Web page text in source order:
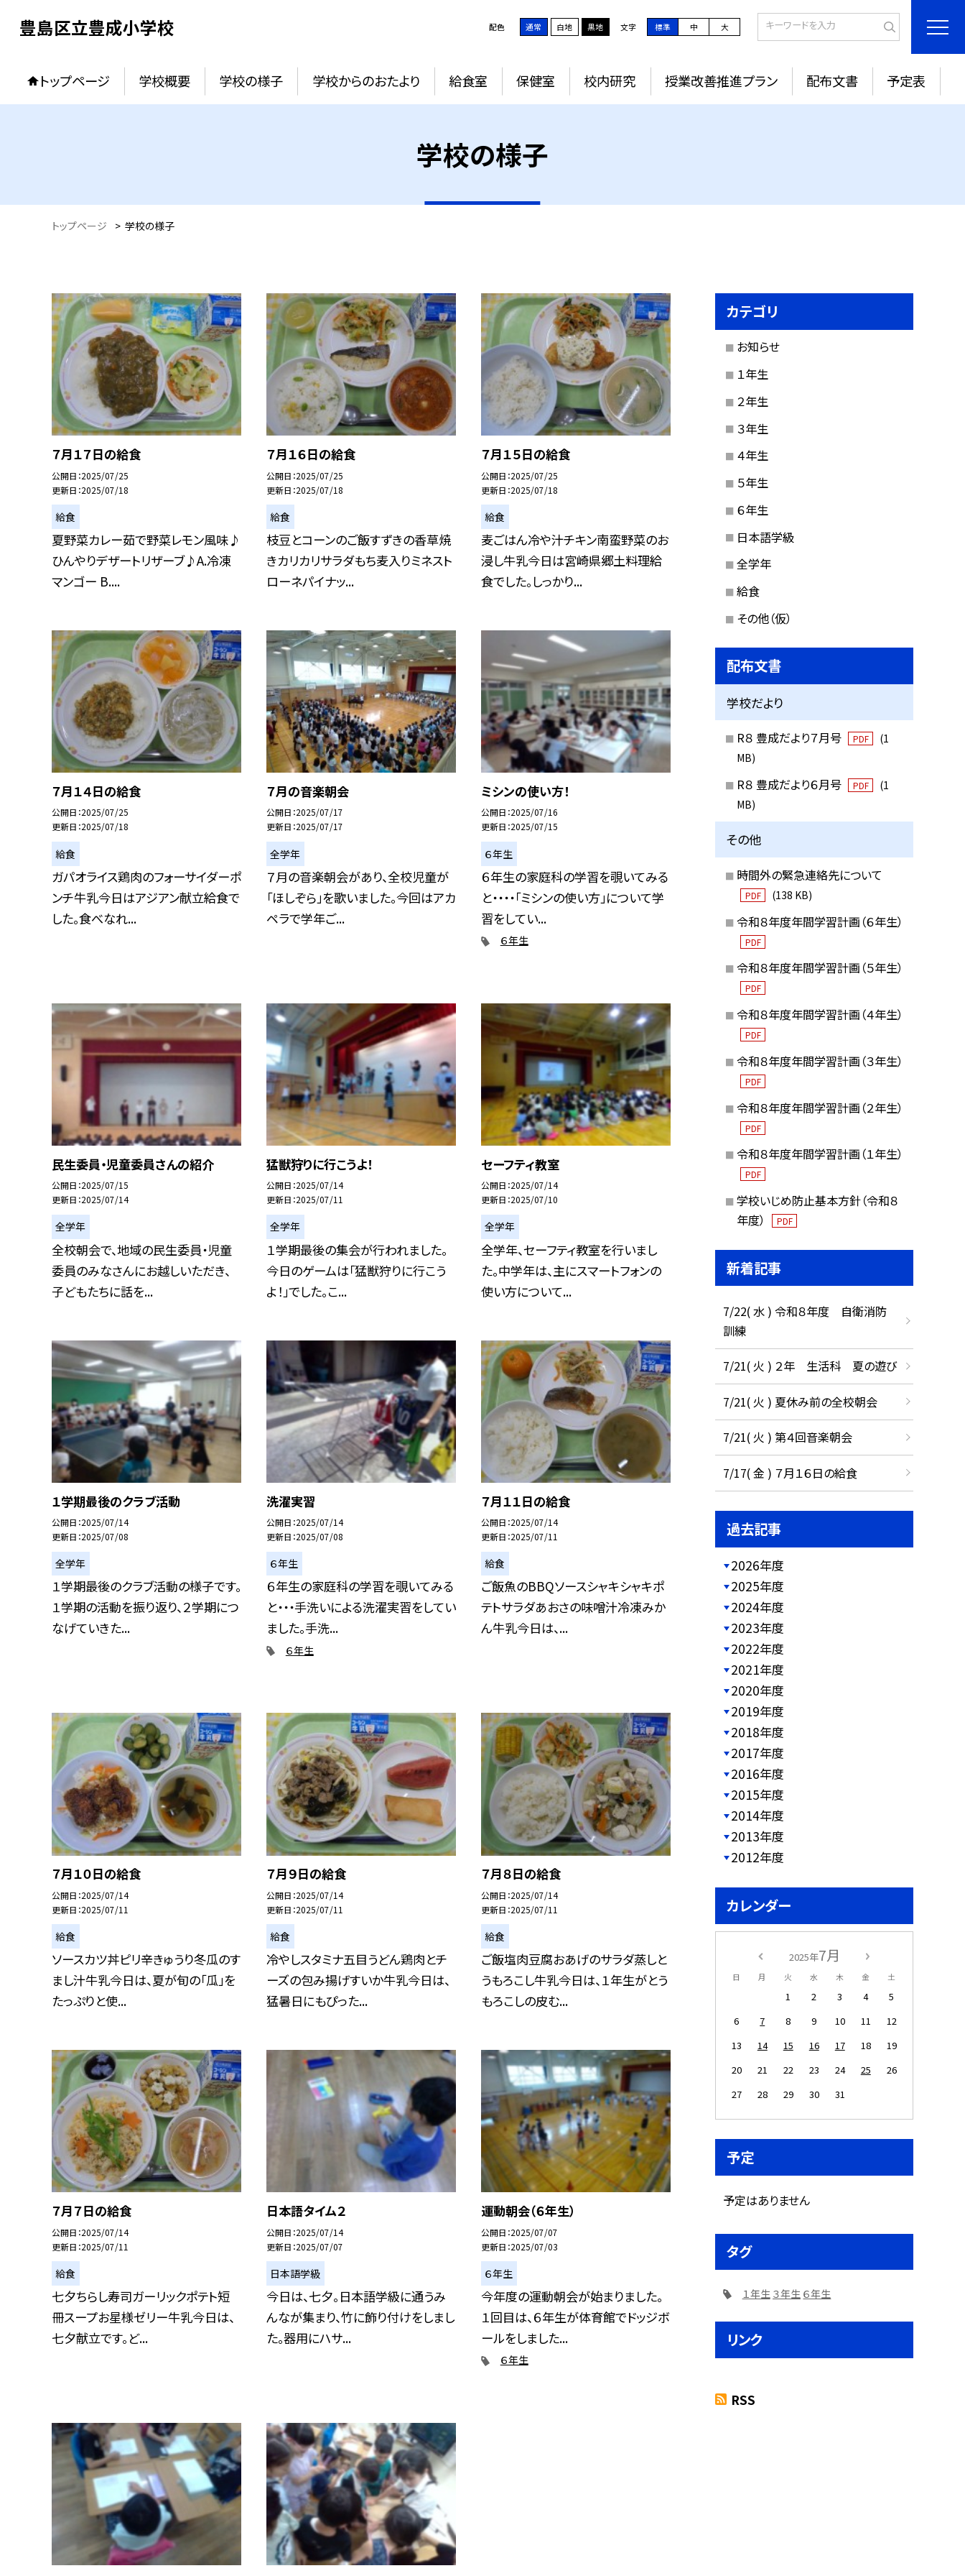
豊島区立豊成小学校 配色 通常 白地 黒地 文字 標準 中 大
トップページ 学校概要 学校の様子 学校からのおたより 給食室 保健室 校内研究 授業改善推進プラン 配布文書 予定表
学校の様子
トップページ > 学校の様子
７月１７日の給食
公開日 2025/07/25
更新日 2025/07/18
給食
夏野菜カレー茹で野菜レモン風味♪
ひんやりデザートリザーブ♪A.冷凍
マンゴー B....
７月１６日の給食
公開日 2025/07/25
更新日 2025/07/18
給食
枝豆とコーンのご飯すずきの香草焼
きカリカリサラダもち麦入りミネスト
ローネパイナッ...
７月１５日の給食
公開日 2025/07/25
更新日 2025/07/18
給食
麦ごはん冷や汁チキン南蛮野菜のお
浸し牛乳今日は宮崎県郷土料理給
食でした。しっかり...
７月１４日の給食
公開日 2025/07/25
更新日 2025/07/18
給食
ガパオライス鶏肉のフォーサイダーポ
ンチ牛乳今日はアジアン献立給食で
した。食べなれ...
７月の音楽朝会
公開日 2025/07/17
更新日 2025/07/17
全学年
７月の音楽朝会があり、全校児童が
「ほしぞら」を歌いました。今回はアカ
ペラで学年ご...
ミシンの使い方！
公開日 2025/07/16
更新日 2025/07/15
６年生
６年生の家庭科の学習を覗いてみる
と・・・・「ミシンの使い方」について学
習をしてい...
６年生
民生委員・児童委員さんの紹介
公開日 2025/07/15
更新日 2025/07/14
全学年
全校朝会で、地域の民生委員・児童
委員のみなさんにお越しいただき、
子どもたちに話を...
猛獣狩りに行こうよ！
公開日 2025/07/14
更新日 2025/07/11
全学年
１学期最後の集会が行われました。
今日のゲームは「猛獣狩りに行こう
よ！」でした。こ...
セーフティ教室
公開日 2025/07/14
更新日 2025/07/10
全学年
全学年、セーフティ教室を行いまし
た。中学年は、主にスマートフォンの
使い方について...
１学期最後のクラブ活動
公開日 2025/07/14
更新日 2025/07/08
全学年
１学期最後のクラブ活動の様子です。
１学期の活動を振り返り、２学期につ
なげていきた...
洗濯実習
公開日 2025/07/14
更新日 2025/07/08
６年生
６年生の家庭科の学習を覗いてみる
と・・・手洗いによる洗濯実習をしてい
ました。手洗...
６年生
７月１１日の給食
公開日 2025/07/14
更新日 2025/07/11
給食
ご飯魚のBBQソースシャキシャキポ
テトサラダあおさの味噌汁冷凍みか
ん牛乳今日は、...
７月１０日の給食
公開日 2025/07/14
更新日 2025/07/11
給食
ソースカツ丼ピリ辛きゅうり冬瓜のす
まし汁牛乳今日は、夏が旬の「瓜」を
たっぷりと使...
７月９日の給食
公開日 2025/07/14
更新日 2025/07/11
給食
冷やしスタミナ五目うどん鶏肉とチ
ーズの包み揚げすいか牛乳今日は、
猛暑日にもぴった...
７月８日の給食
公開日 2025/07/14
更新日 2025/07/11
給食
ご飯塩肉豆腐おあげのサラダ蒸しと
うもろこし牛乳今日は、１年生がとう
もろこしの皮む...
７月７日の給食
公開日 2025/07/14
更新日 2025/07/11
給食
七夕ちらし寿司ガーリックポテト短
冊スープお星様ゼリー牛乳今日は、
七夕献立です。ど...
日本語タイム２
公開日 2025/07/14
更新日 2025/07/07
日本語学級
今日は、七夕。日本語学級に通うみ
んなが集まり、竹に飾り付けをしまし
た。器用にハサ...
運動朝会（６年生）
公開日 2025/07/07
更新日 2025/07/03
６年生
今年度の運動朝会が始まりました。
１回目は、６年生が体育館でドッジボ
ールをしました...
６年生
カテゴリ
お知らせ
１年生
２年生
３年生
４年生
５年生
６年生
日本語学級
全学年
給食
その他（仮）
配布文書
学校だより
R８ 豊成だより７月号 PDF
(1
MB)
R８ 豊成だより６月号 PDF
(1
MB)
その他
時間外の緊急連絡先について
PDF (138 KB)
令和８年度年間学習計画（６年生）
PDF
令和８年度年間学習計画（５年生）
PDF
令和８年度年間学習計画（４年生）
PDF
令和８年度年間学習計画（３年生）
PDF
令和８年度年間学習計画（２年生）
PDF
令和８年度年間学習計画（１年生）
PDF
学校いじめ防止基本方針（令和８
年度）
PDF
新着記事
7/22( 水 ) 令和８年度 自衛消防
訓練
7/21( 火 ) ２年 生活科 夏の遊び
7/21( 火 ) 夏休み前の全校朝会
7/21( 火 ) 第４回音楽朝会
7/17( 金 ) ７月１６日の給食
過去記事
2026年度
2025年度
2024年度
2023年度
2022年度
2021年度
2020年度
2019年度
2018年度
2017年度
2016年度
2015年度
2014年度
2013年度
2012年度
カレンダー
2025年7月
日 月 火 水 木 金 土
1 2 3 4
5
6
7 8 9 10 11
12
13
14 15 16 17 18
19
20
21 22 23 24 25
26
27
28 29 30 31
予定
予定はありません
タグ
１年生 ３年生 ６年生
リンク
RSS